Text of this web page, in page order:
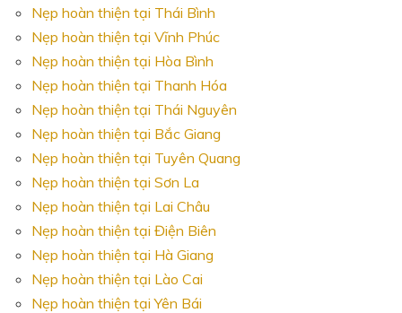
Nẹp hoàn thiện tại Thái Bình
Nẹp hoàn thiện tại Vĩnh Phúc
Nẹp hoàn thiện tại Hòa Bình
Nẹp hoàn thiện tại Thanh Hóa
Nẹp hoàn thiện tại Thái Nguyên
Nẹp hoàn thiện tại Bắc Giang
Nẹp hoàn thiện tại Tuyên Quang
Nẹp hoàn thiện tại Sơn La
Nẹp hoàn thiện tại Lai Châu
Nẹp hoàn thiện tại Điện Biên
Nẹp hoàn thiện tại Hà Giang
Nẹp hoàn thiện tại Lào Cai
Nẹp hoàn thiện tại Yên Bái